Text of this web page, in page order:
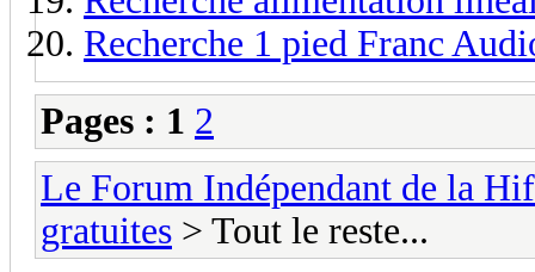
Recherche 1 pied Franc
Pages : 1 2
Le Forum Indépendant de la
gratuites > Tout le reste...